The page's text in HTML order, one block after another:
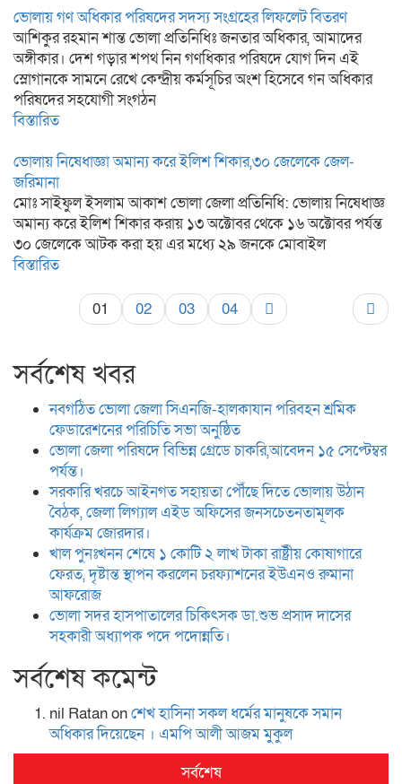
ভোলায় গণ অধিকার পরিষদের সদস্য সংগ্রহের লিফলেট বিতরণ
আশিকুর রহমান শান্ত ভোলা প্রতিনিধিঃ জনতার অধিকার, আমাদের
অঙ্গীকার। দেশ গড়ার শপথ নিন গণধিকার পরিষদে যোগ দিন এই
স্লোগানকে সামনে রেখে কেন্দ্রীয় কর্মসূচির অংশ হিসেবে গন অধিকার
পরিষদের সহযোগী সংগঠন
বিস্তারিত
ভোলায় নিষেধাজ্ঞা অমান্য করে ইলিশ শিকার,৩০ জেলেকে জেল-
জরিমানা
মোঃ সাইফুল ইসলাম আকাশ ভোলা জেলা প্রতিনিধি: ভোলায় নিষেধাজ্ঞ
অমান্য করে ইলিশ শিকার করায় ১৩ অক্টোবর থেকে ১৬ অক্টোবর পর্যন্ত
৩০ জেলেকে আটক করা হয় এর মধ্যে ২৯ জনকে মোবাইল
বিস্তারিত
01 02 03 04
সর্বশেষ খবর
নবগঠিত ভোলা জেলা সিএনজি-হালকাযান পরিবহন শ্রমিক
ফেডারেশনের পরিচিতি সভা অনুষ্ঠিত
ভোলা জেলা পরিষদে বিভিন্ন গ্রেডে চাকরি,আবেদন ১৫ সেপ্টেম্বর
পর্যন্ত।
সরকারি খরচে আইনগত সহায়তা পৌঁছে দিতে ভোলায় উঠান
বৈঠক, জেলা লিগ্যাল এইড অফিসের জনসচেতনতামূলক
কার্যক্রম জোরদার।
খাল পুনঃখনন শেষে ১ কোটি ২ লাখ টাকা রাষ্ট্রীয় কোষাগারে
ফেরত, দৃষ্টান্ত স্থাপন করলেন চরফ্যাশনের ইউএনও রুমানা
আফরোজ
ভোলা সদর হাসপাতালের চিকিৎসক ডা.শুভ প্রসাদ দাসের
সহকারী অধ্যাপক পদে পদোন্নতি।
সর্বশেষ কমেন্ট
nil Ratanonশেখ হা‌সিনা সকল ধ‌র্মের মানু‌ষকে সমান
অ‌ধিকার দি‌য়ে‌ছেন । এম‌পি আলী আজম মুকুল
সর্বশেষ